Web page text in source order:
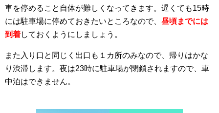
車を停めること自体が難しくなってきます。遅くても15時
には駐車場に停めておきたいところなので、 昼頃までには
到着しておくようにしましょう。
また入り口と同じく出口も１カ所のみなので、帰りはかな
り渋滞します。夜は23時に駐車場が閉鎖されますので、車
中泊はできません。